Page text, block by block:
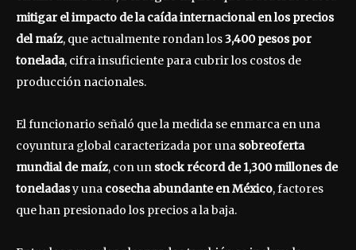
mitigar el impacto de la caída internacional en los precios
del maíz, que actualmente rondan los3,400 pesos por
tonelada, cifra insuficiente para cubrir los costos de
producción nacionales.
El funcionario señaló que la medida se enmarca en una
coyuntura global caracterizada por una sobreoferta
mundial de maíz, con un stock récord de 1,300 millones de
toneladasy una cosecha abundante en México, factores
que han presionado los precios a la baja.